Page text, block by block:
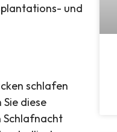
und
schlafen
diese
Schlafnacht